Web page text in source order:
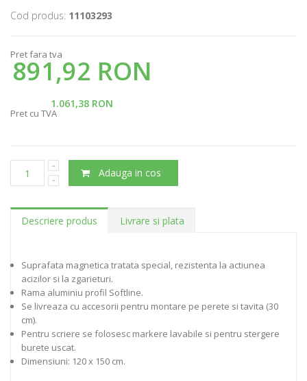
Cod produs: 11103293
Pret fara tva
891,92 RON
1.061,38 RON
Pret cu TVA
Adauga in cos
Descriere produs Livrare si plata
Suprafata magnetica tratata special, rezistenta la actiunea
acizilor si la zgarieturi.
Rama aluminiu profil Softline.
Se livreaza cu accesorii pentru montare pe perete si tavita (30
cm).
Pentru scriere se folosesc markere lavabile si pentru stergere
burete uscat.
Dimensiuni: 120 x 150 cm.